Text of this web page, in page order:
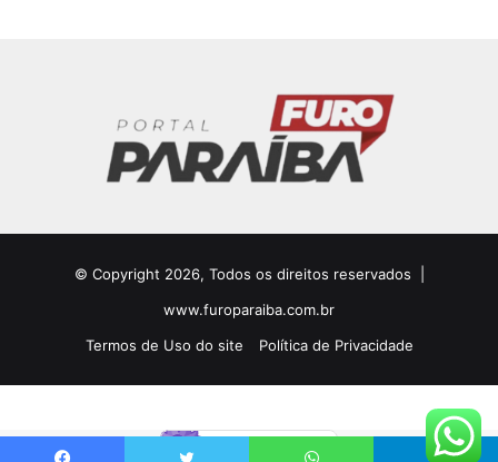
© Copyright 2026, Todos os direitos reservados |
www.furoparaiba.com.br
Termos de Uso do site
Política de Privacidade